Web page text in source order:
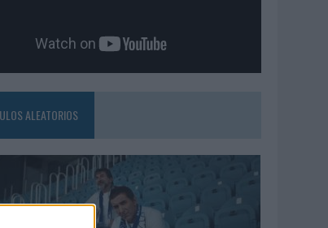
ALEATORIOS